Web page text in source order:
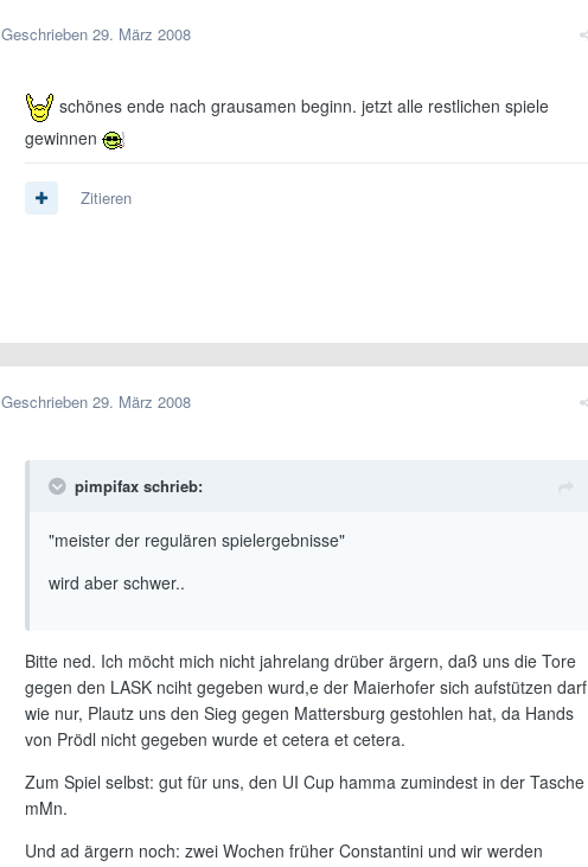
Geschrieben 29. März 2008
schönes ende nach grausamen beginn. jetzt alle restlichen spiele
gewinnen
Zitieren
Geschrieben 29. März 2008
pimpifax schrieb:
"meister der regulären spielergebnisse"
wird aber schwer..
Bitte ned. Ich möcht mich nicht jahrelang drüber ärgern, daß uns die Tore
gegen den LASK nciht gegeben wurd,e der Maierhofer sich aufstützen darf
wie nur, Plautz uns den Sieg gegen Mattersburg gestohlen hat, da Hands
von Prödl nicht gegeben wurde et cetera et cetera.
Zum Spiel selbst: gut für uns, den UI Cup hamma zumindest in der Tasche
mMn.
Und ad ärgern noch: zwei Wochen früher Constantini und wir werden